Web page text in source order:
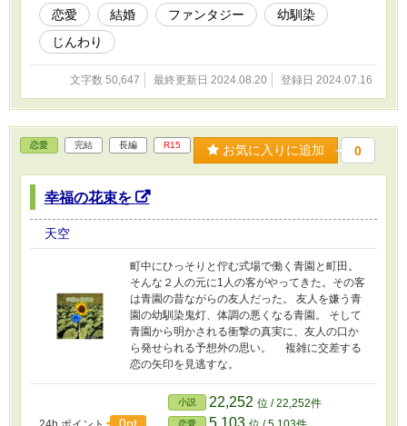
恋愛 結婚 ファンタジー
幼馴染
じんわり
文字数 50,647 最終更新日 2024.08.20 登録日 2024.07.16
恋愛 完結 長編 R15 お気に入りに追加 0
幸福の花束を
天空
町中にひっそりと佇む式場で働く青園と町田。
そんな２人の元に1人の客がやってきた。その客
は青園の昔ながらの友人だった。 友人を嫌う青
園の幼馴染鬼灯、体調の悪くなる青園。 そして
青園から明かされる衝撃の真実に、友人の口か
ら発せられる予想外の思い。 複雑に交差する
恋の矢印を見逃すな。
小説 22,252 位 / 22,252件